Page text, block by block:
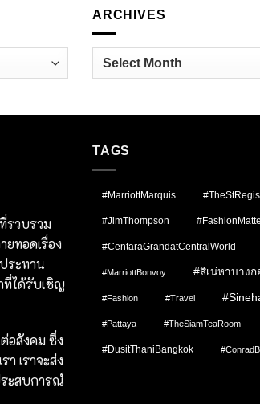
ARCHIVES
Archives
รวบรวม
ทอดเรื่อง
ระทาน
ที่ได้รับเชิญ
อสังคม ซึ่ง
เราจะส่ง
ระสบการณ์
TAGS
#MarriottMarquis
#JimThompson
#CentaraGrandatCentralWorld
#MarriottBonvoy #สิเน่หาบางก
#fashion #Travel
#pattaya #TheSiamTeaRoom
#DusitThaniBangkok